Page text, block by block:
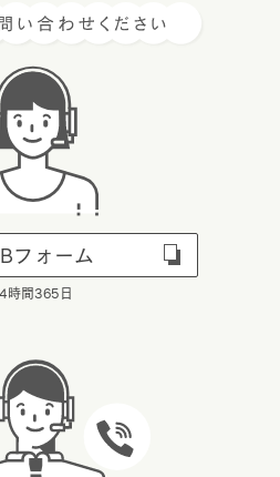
フォーム
時間365日